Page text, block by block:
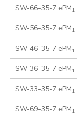
SW-66-35-7 ePM1
SW-56-35-7 ePM1
SW-46-35-7 ePM1
SW-36-35-7 ePM1
SW-33-35-7 ePM1
SW-69-35-7 ePM1